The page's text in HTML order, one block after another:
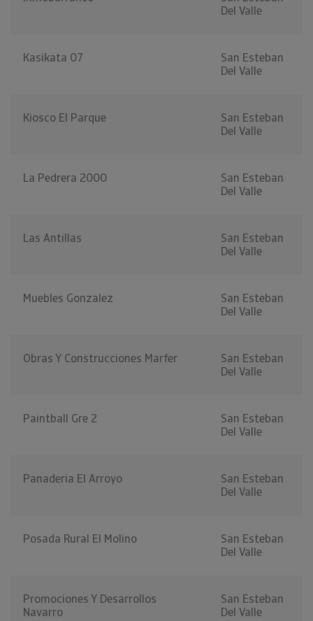
Del Valle
Kasikata 07
San Esteban
Del Valle
Kiosco El Parque
San Esteban
Del Valle
La Pedrera 2000
San Esteban
Del Valle
Las Antillas
San Esteban
Del Valle
Muebles Gonzalez
San Esteban
Del Valle
Obras Y Construcciones Marfer
San Esteban
Del Valle
Paintball Gre 2
San Esteban
Del Valle
Panaderia El Arroyo
San Esteban
Del Valle
Posada Rural El Molino
San Esteban
Del Valle
Promociones Y Desarrollos
Navarro
San Esteban
Del Valle